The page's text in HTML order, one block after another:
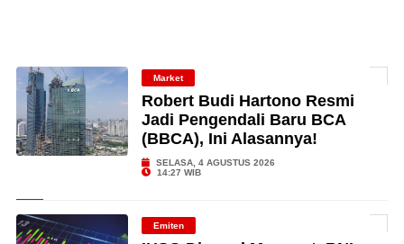
Market
Robert Budi Hartono Resmi
Jadi Pengendali Baru BCA
(BBCA), Ini Alasannya!
SELASA, 4 AGUSTUS 2026
14:27 WIB
Emiten